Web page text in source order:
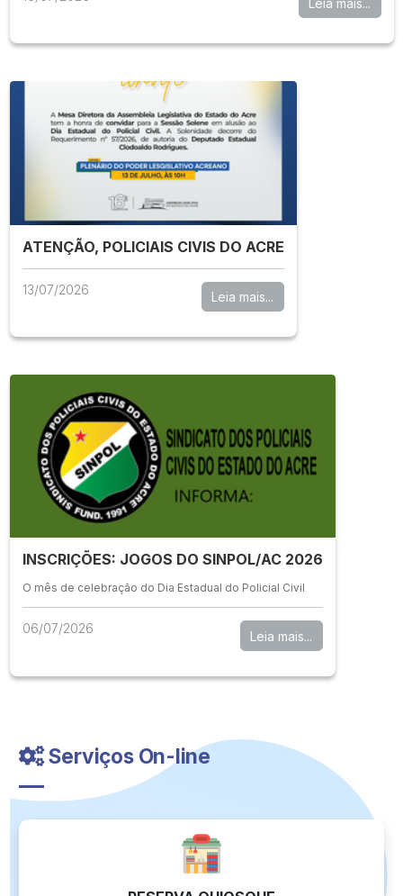
Leia mais...
ATENÇÃO, POLICIAIS CIVIS DO ACRE
13/07/2026 Leia mais...
INSCRIÇÕES: JOGOS DO SINPOL/AC 2026
O mês de celebração do Dia Estadual do Policial Civil
06/07/2026 Leia mais...
Serviços On-line